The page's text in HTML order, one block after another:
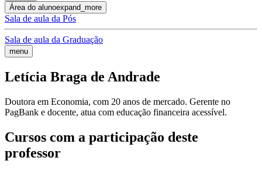
Área do alunoexpand_more
Sala de aula da Pós
Sala de aula da Graduação
menu
Letícia Braga de Andrade
Doutora em Economia, com 20 anos de mercado. Gerente no
PagBank e docente, atua com educação financeira acessível.
Cursos com a participação deste
professor